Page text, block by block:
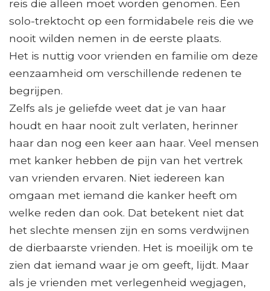
reis die alleen moet worden genomen. Een
solo-trektocht op een formidabele reis die we
nooit wilden nemen in de eerste plaats.
Het is nuttig voor vrienden en familie om deze
eenzaamheid om verschillende redenen te
begrijpen.
Zelfs als je geliefde weet dat je van haar
houdt en haar nooit zult verlaten, herinner
haar dan nog een keer aan haar. Veel mensen
met kanker hebben de pijn van het vertrek
van vrienden ervaren. Niet iedereen kan
omgaan met iemand die kanker heeft om
welke reden dan ook. Dat betekent niet dat
het slechte mensen zijn en soms verdwijnen
de dierbaarste vrienden. Het is moeilijk om te
zien dat iemand waar je om geeft, lijdt. Maar
als je vrienden met verlegenheid wegjagen,